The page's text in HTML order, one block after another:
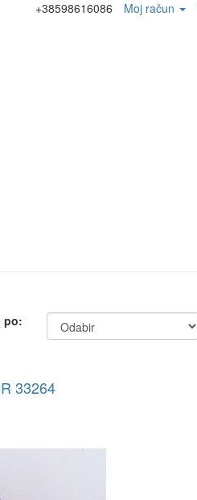
+38598616086 Moj račun
po:
33264